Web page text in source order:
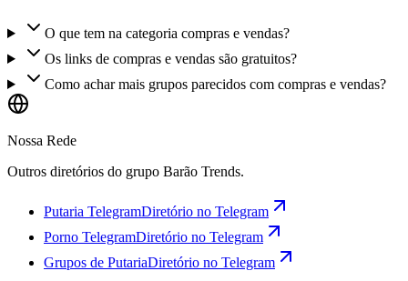
O que tem na categoria compras e vendas?
Os links de compras e vendas são gratuitos?
Como achar mais grupos parecidos com compras e vendas?
Nossa Rede
Outros diretórios do grupo Barão Trends.
Putaria TelegramDiretório no Telegram
Porno TelegramDiretório no Telegram
Grupos de PutariaDiretório no Telegram